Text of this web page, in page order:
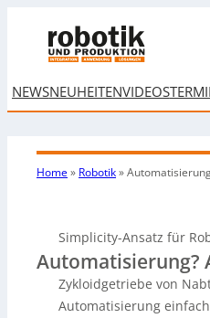
NEWSNEUHEITENVIDEOS
Home» Robotik»
Simplicity-Ansatz für
Automatisierung?
Zykloidgetriebe von
Automatisierung